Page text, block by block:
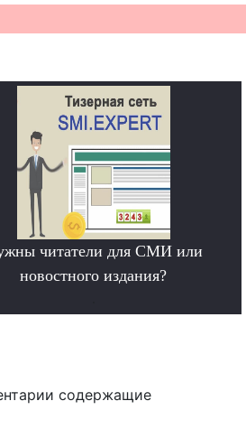
читатели для СМИ или
новостного издания?
содержащие